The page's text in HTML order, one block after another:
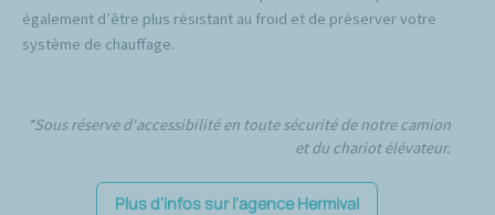
également d’être plus résistant au froid et de préserver votre
système de chauffage.
*Sous réserve d'accessibilité en toute sécurité de notre camion
et du chariot élévateur.
Plus d'infos sur l'agence Hermival